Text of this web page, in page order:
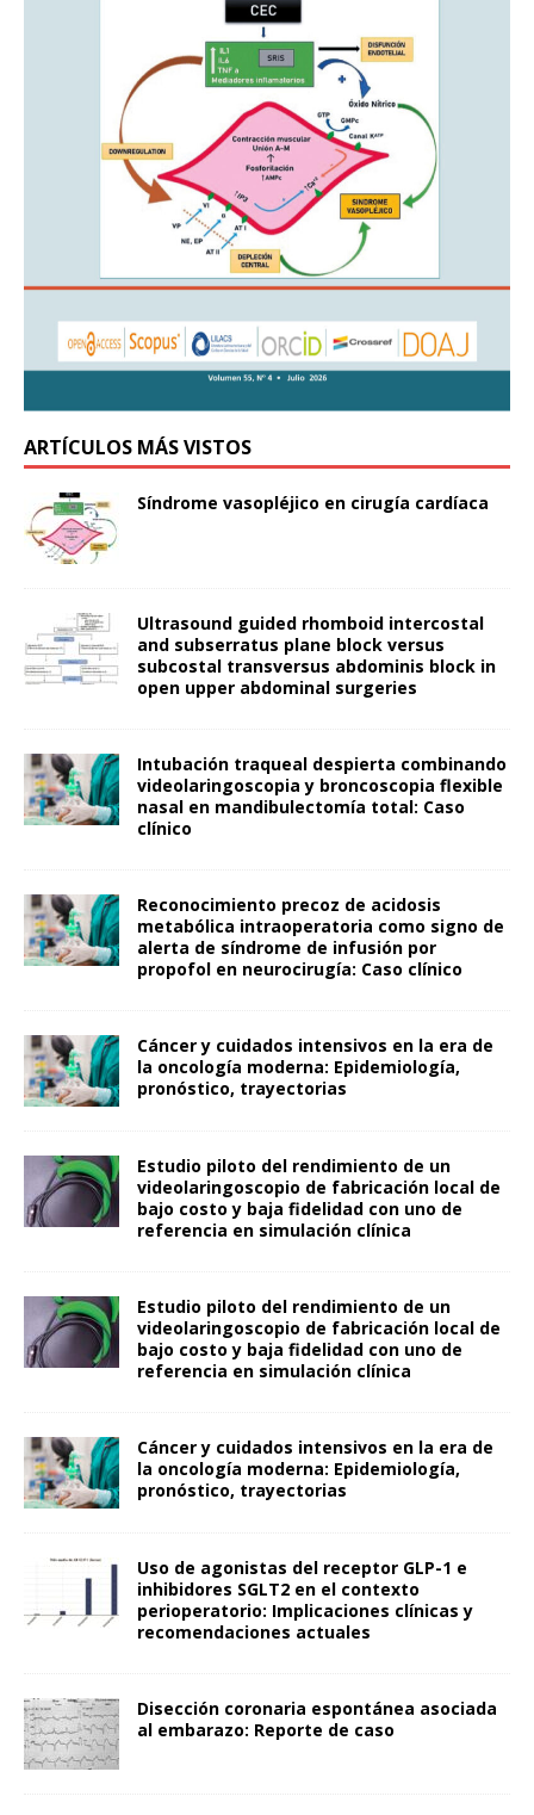
ARTÍCULOS MÁS VISTOS
Síndrome vasopléjico en cirugía cardíaca
Ultrasound guided rhomboid intercostal
and subserratus plane block versus
subcostal transversus abdominis block in
open upper abdominal surgeries
Intubación traqueal despierta combinando
videolaringoscopia y broncoscopia flexible
nasal en mandibulectomía total: Caso
clínico
Reconocimiento precoz de acidosis
metabólica intraoperatoria como signo de
alerta de síndrome de infusión por
propofol en neurocirugía: Caso clínico
Cáncer y cuidados intensivos en la era de
la oncología moderna: Epidemiología,
pronóstico, trayectorias
Estudio piloto del rendimiento de un
videolaringoscopio de fabricación local de
bajo costo y baja fidelidad con uno de
referencia en simulación clínica
Estudio piloto del rendimiento de un
videolaringoscopio de fabricación local de
bajo costo y baja fidelidad con uno de
referencia en simulación clínica
Cáncer y cuidados intensivos en la era de
la oncología moderna: Epidemiología,
pronóstico, trayectorias
Uso de agonistas del receptor GLP-1 e
inhibidores SGLT2 en el contexto
perioperatorio: Implicaciones clínicas y
recomendaciones actuales
Disección coronaria espontánea asociada
al embarazo: Reporte de caso